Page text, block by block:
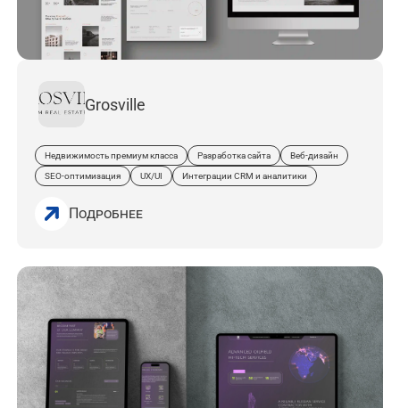
Grosville
Недвижимость премиум класса Разработка сайта Веб-дизайн
SEO-оптимизация UX/UI Интеграции CRM и аналитики
Подробнее